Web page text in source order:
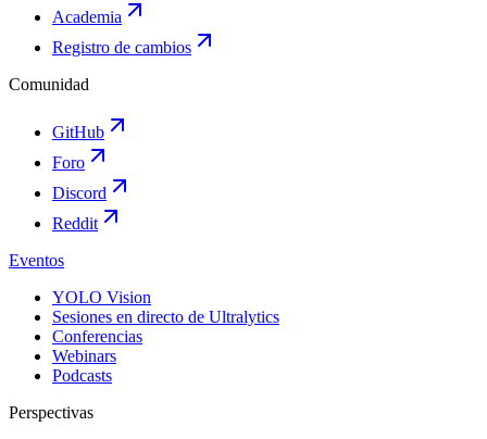
Academia
Registro de cambios
Comunidad
GitHub
Foro
Discord
Reddit
Eventos
YOLO Vision
Sesiones en directo de Ultralytics
Conferencias
Webinars
Podcasts
Perspectivas